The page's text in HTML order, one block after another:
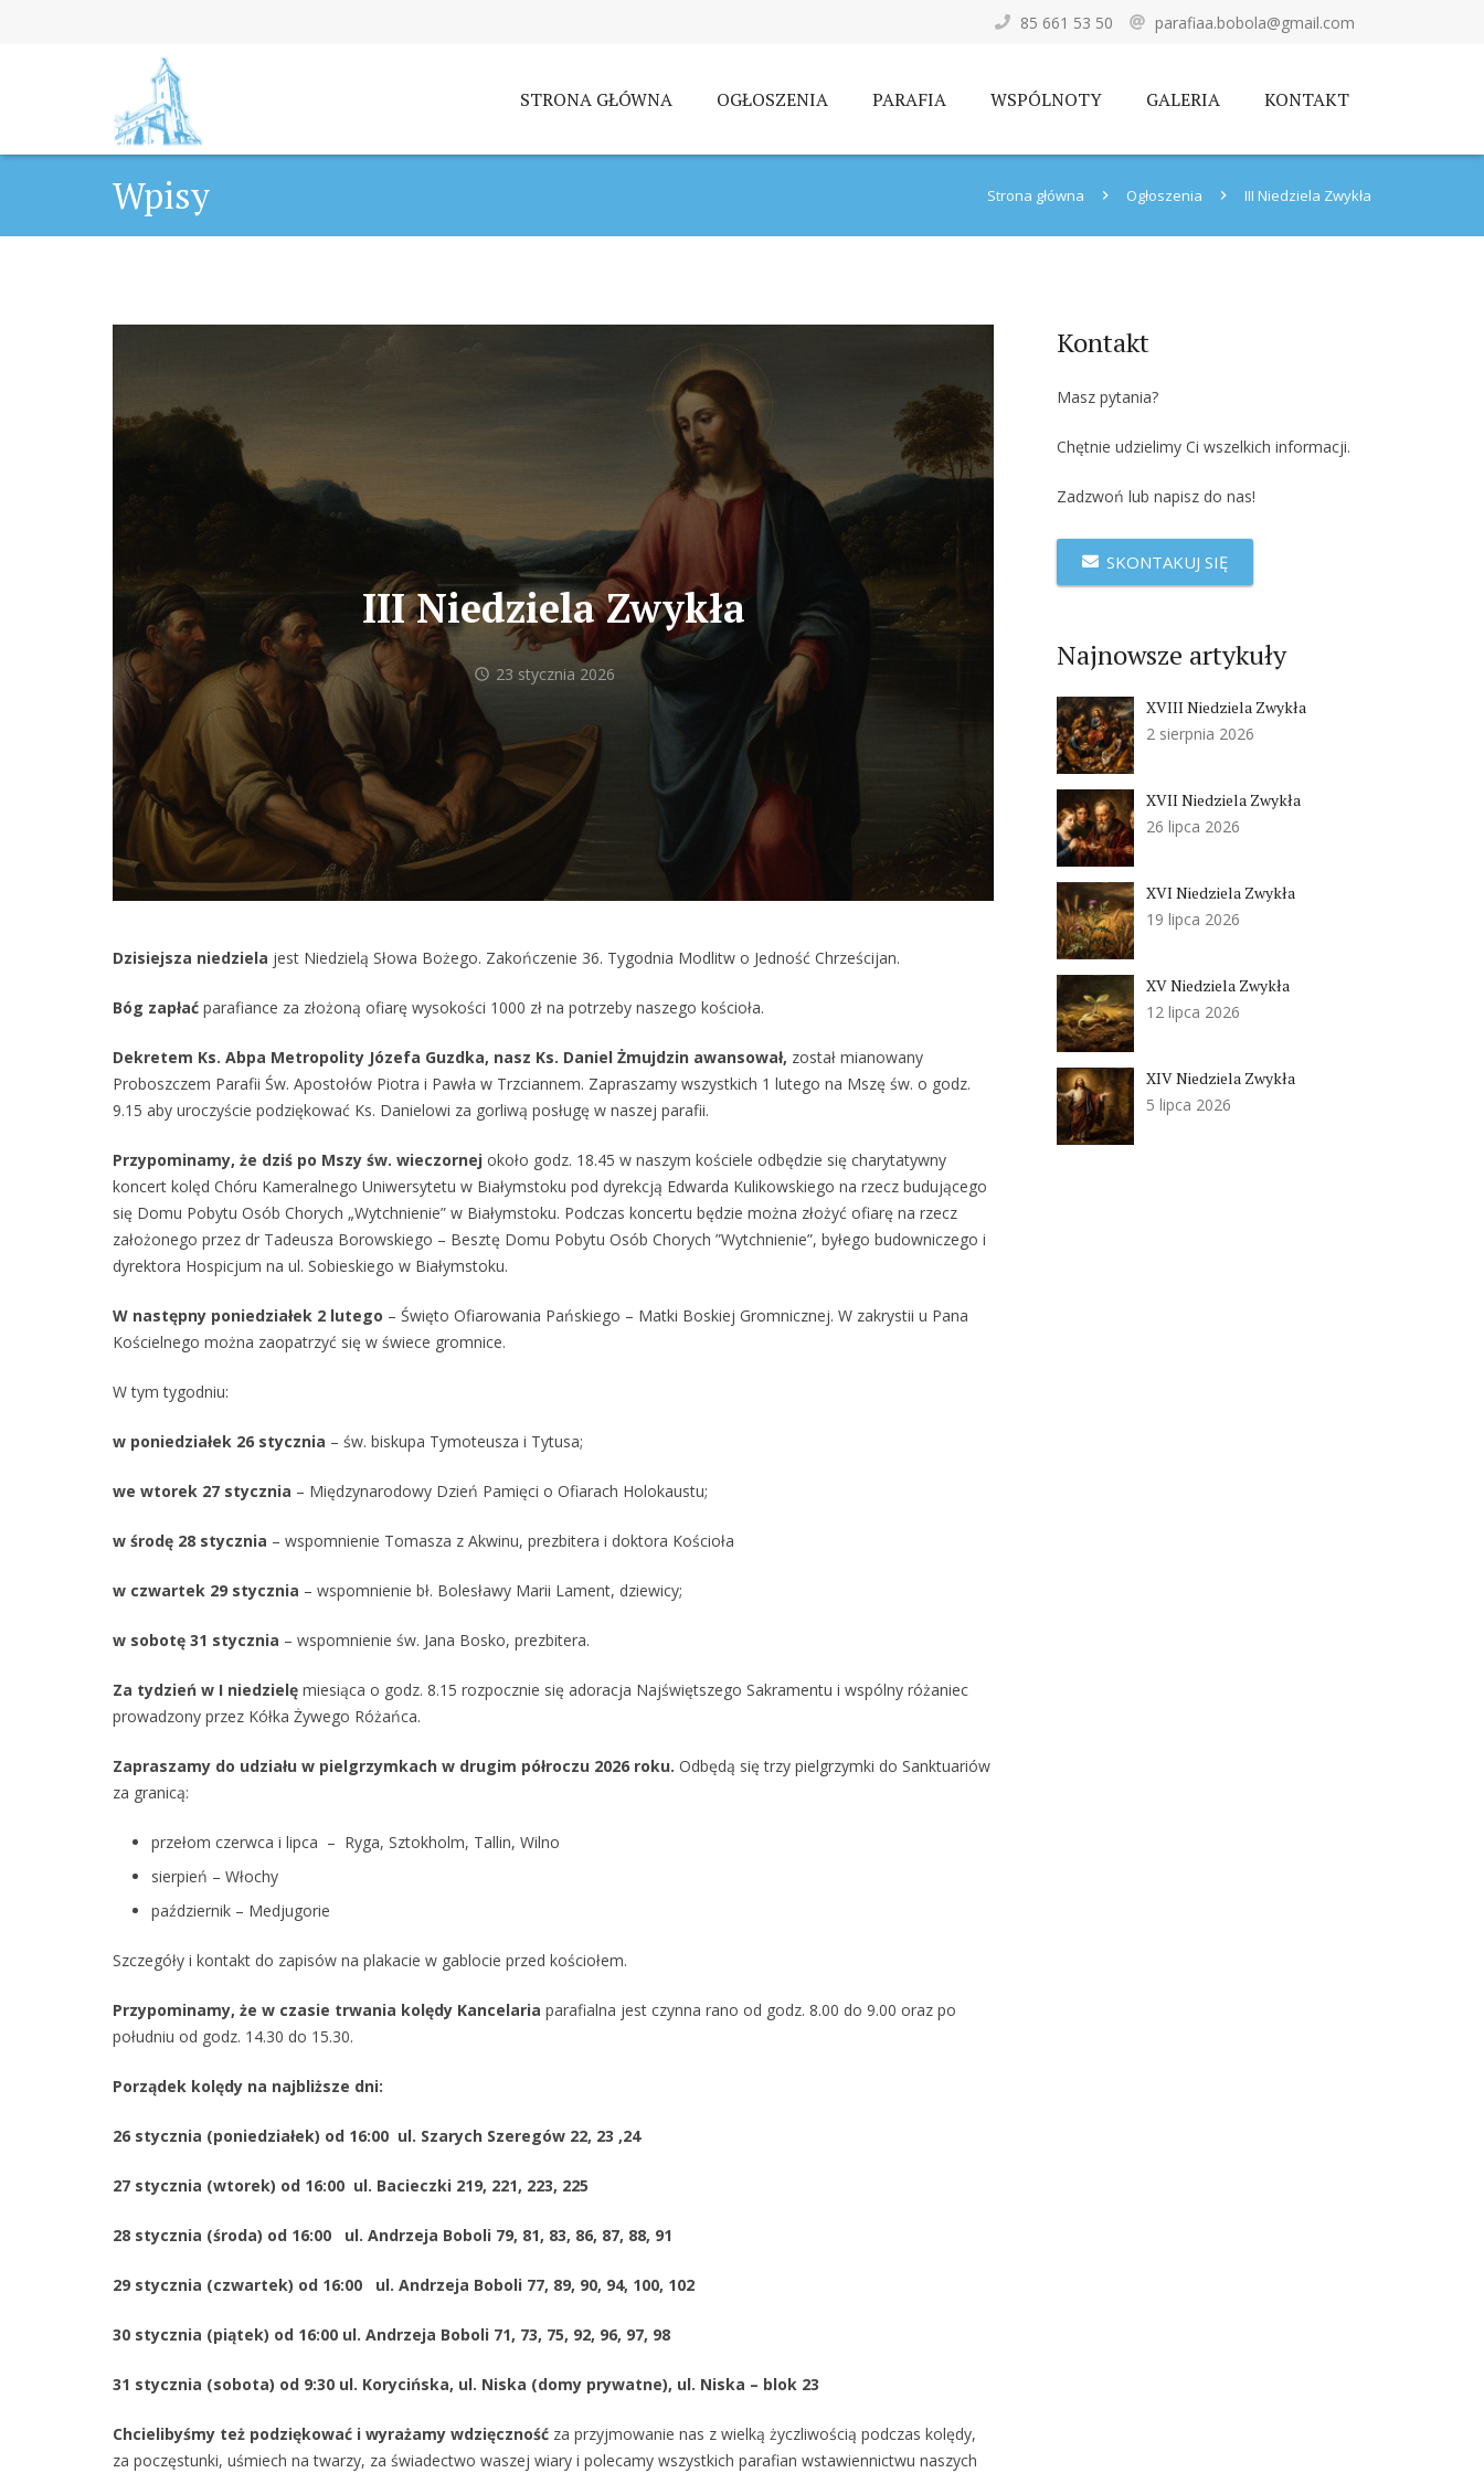
85 661 53 50 parafiaa.bobola@gmail.com
STRONA GŁÓWNA OGŁOSZENIA PARAFIA WSPÓLNOTY GALERIA KONTAKT
Wpisy Strona główna Ogłoszenia III Niedziela Zwykła
III Niedziela Zwykła
23 stycznia 2026
Dzisiejsza niedziela jest Niedzielą Słowa Bożego. Zakończenie 36. Tygodnia Modlitw o Jedność Chrześcijan.
Bóg zapłać parafiance za złożoną ofiarę wysokości 1000 zł na potrzeby naszego kościoła.
Dekretem Ks. Abpa Metropolity Józefa Guzdka, nasz Ks. Daniel Żmujdzin awansował, został mianowany
Proboszczem Parafii Św. Apostołów Piotra i Pawła w Trzciannem. Zapraszamy wszystkich 1 lutego na Mszę św. o godz.
9.15 aby uroczyście podziękować Ks. Danielowi za gorliwą posługę w naszej parafii.
Przypominamy, że dziś po Mszy św. wieczornej około godz. 18.45 w naszym kościele odbędzie się charytatywny
koncert kolęd Chóru Kameralnego Uniwersytetu w Białymstoku pod dyrekcją Edwarda Kulikowskiego na rzecz budującego
się Domu Pobytu Osób Chorych „Wytchnienie” w Białymstoku. Podczas koncertu będzie można złożyć ofiarę na rzecz
założonego przez dr Tadeusza Borowskiego – Besztę Domu Pobytu Osób Chorych ”Wytchnienie”, byłego budowniczego i
dyrektora Hospicjum na ul. Sobieskiego w Białymstoku.
W następny poniedziałek 2 lutego – Święto Ofiarowania Pańskiego – Matki Boskiej Gromnicznej. W zakrystii u Pana
Kościelnego można zaopatrzyć się w świece gromnice.
W tym tygodniu:
w poniedziałek 26 stycznia – św. biskupa Tymoteusza i Tytusa;
we wtorek 27 stycznia – Międzynarodowy Dzień Pamięci o Ofiarach Holokaustu;
w środę 28 stycznia – wspomnienie Tomasza z Akwinu, prezbitera i doktora Kościoła
w czwartek 29 stycznia – wspomnienie bł. Bolesławy Marii Lament, dziewicy;
w sobotę 31 stycznia – wspomnienie św. Jana Bosko, prezbitera.
Za tydzień w I niedzielę miesiąca o godz. 8.15 rozpocznie się adoracja Najświętszego Sakramentu i wspólny różaniec
prowadzony przez Kółka Żywego Różańca.
Zapraszamy do udziału w pielgrzymkach w drugim półroczu 2026 roku. Odbędą się trzy pielgrzymki do Sanktuariów
za granicą:
przełom czerwca i lipca – Ryga, Sztokholm, Tallin, Wilno
sierpień – Włochy
październik – Medjugorie
Szczegóły i kontakt do zapisów na plakacie w gablocie przed kościołem.
Przypominamy, że w czasie trwania kolędy Kancelaria parafialna jest czynna rano od godz. 8.00 do 9.00 oraz po
południu od godz. 14.30 do 15.30.
Porządek kolędy na najbliższe dni:
26 stycznia (poniedziałek) od 16:00 ul. Szarych Szeregów 22, 23 ,24
27 stycznia (wtorek) od 16:00 ul. Bacieczki 219, 221, 223, 225
28 stycznia (środa) od 16:00 ul. Andrzeja Boboli 79, 81, 83, 86, 87, 88, 91
29 stycznia (czwartek) od 16:00 ul. Andrzeja Boboli 77, 89, 90, 94, 100, 102
30 stycznia (piątek) od 16:00 ul. Andrzeja Boboli 71, 73, 75, 92, 96, 97, 98
31 stycznia (sobota) od 9:30 ul. Korycińska, ul. Niska (domy prywatne), ul. Niska – blok 23
Chcielibyśmy też podziękować i wyrażamy wdzięczność za przyjmowanie nas z wielką życzliwością podczas kolędy,
za poczęstunki, uśmiech na twarzy, za świadectwo waszej wiary i polecamy wszystkich parafian wstawiennictwu naszych
Kontakt
Masz pytania?
Chętnie udzielimy Ci wszelkich informacji.
Zadzwoń lub napisz do nas!
SKONTAKUJ SIĘ
Najnowsze artykuły
XVIII Niedziela Zwykła
2 sierpnia 2026
XVII Niedziela Zwykła
26 lipca 2026
XVI Niedziela Zwykła
19 lipca 2026
XV Niedziela Zwykła
12 lipca 2026
XIV Niedziela Zwykła
5 lipca 2026